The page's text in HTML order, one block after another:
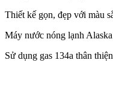
Thiết kế gọn, đẹp với màu
Máy nước nóng lạnh
Sử dụng gas 134a thân